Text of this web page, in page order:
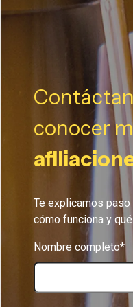
conocer
Te explicamos
cómo funciona y
Nombre completo*